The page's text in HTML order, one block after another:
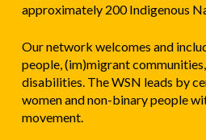
approximately 200 Indigenous
Our network welcomes and
people, (im)migrant
disabilities. The WSN leads by
women and non-binary people
movement.